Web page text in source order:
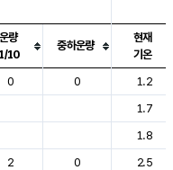
, 바람, 기압등을 안내한 표입
운량
1/10
중하운량
현재
기온
0 0
1.2
1.7
1.8
2 0
2.5